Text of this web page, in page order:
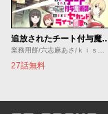
追放されたチート付与魔術師は気ままなセカンドライフを謳歌する。 ～俺は武器だけじゃなく、あらゆるものに『強化ポイント』を
27話無料